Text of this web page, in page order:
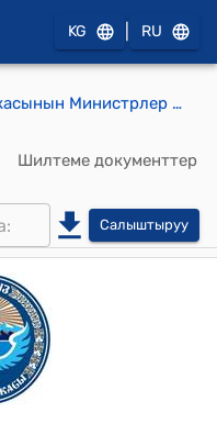
KG RU
Кыргыз Республикасынын Министрлер Кабинетинин 2023-жылдын 6-апрелиндеги № 189 "Кыргыз Республикасынын Министрлер Кабинетинин айрым токтомдоруна өзгөртүүлөрдү киргизүү жөнүндө" токтому
Шилтеме документтер
Салыштыруу